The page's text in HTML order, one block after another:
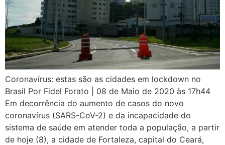
Coronavírus: estas são as cidades em lockdown no
Brasil Por Fidel Forato | 08 de Maio de 2020 às 17h44
Em decorrência do aumento de casos do novo
coronavírus (SARS-CoV-2) e da incapacidade do
sistema de saúde em atender toda a população, a partir
de hoje (8), a cidade de Fortaleza, capital do Ceará,